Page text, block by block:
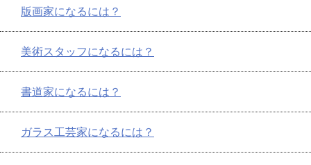
版画家になるには？
美術スタッフになるには？
書道家になるには？
ガラス工芸家になるには？